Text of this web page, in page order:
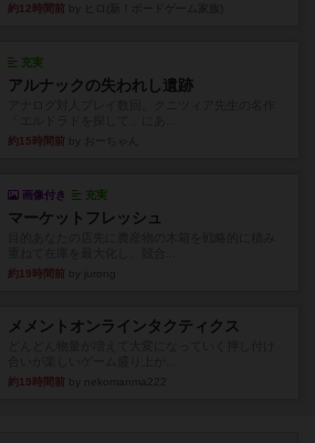
約12時間前
充実
アルナックの失われし遺跡
約15時間前
画像付き 充実
マーケットフレッシュ
約19時間前
メメントオンラインタクティクス
約19時間前